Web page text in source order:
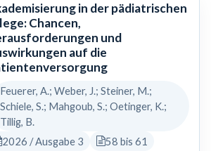
in der pädiatrischen
Chancen,
und
auf die
Feuerer, A.; Weber, J.; Steiner, M.;
Schiele, S.; Mahgoub, S.; Oetinger, K.;
Tillig, B.
2026 / Ausgabe 3
58 bis 61